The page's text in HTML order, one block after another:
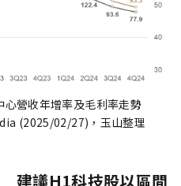
營收年增率及毛利率走勢
(2025/02/27)，玉山整理
建議H1科技股以區間